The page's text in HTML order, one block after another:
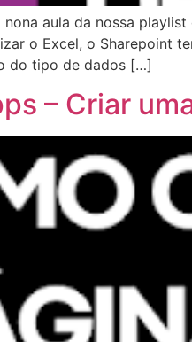
aula da nossa
o Excel, o Sharepoint
do tipo de dados […]
– Criar